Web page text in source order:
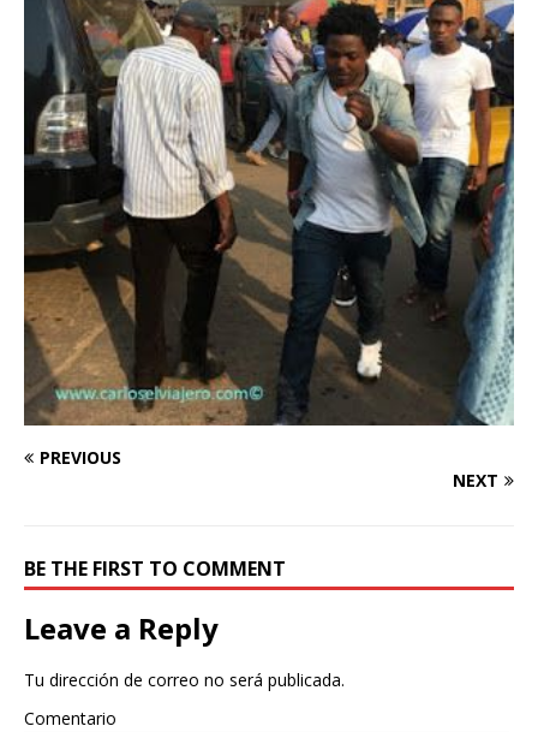
PREVIOUS
NEXT
BE THE FIRST TO COMMENT
Leave a Reply
Tu dirección de correo no será publicada.
Comentario